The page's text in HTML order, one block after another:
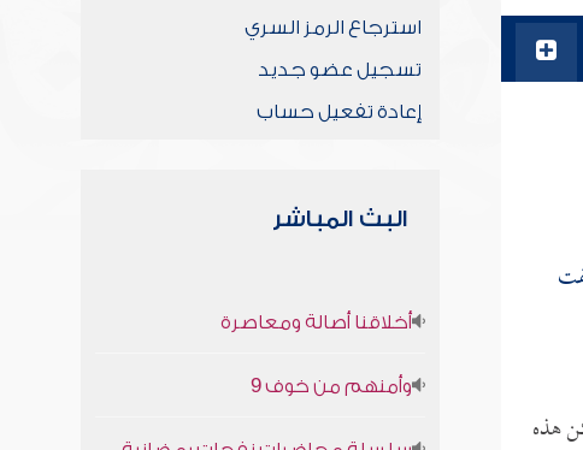
هذه
استرجاع الرمز السري
تسجيل عضو جديد
إعادة تفعيل حساب
البث المباشر
أخلاقنا أصالة ومعاصرة
وأمنهم من خوف 9